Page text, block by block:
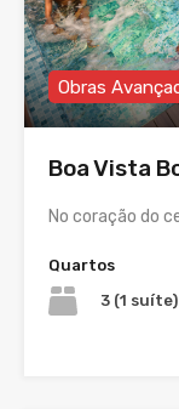
Obras
Boa Vista
No coração do
Quartos
3 (1 suíte)